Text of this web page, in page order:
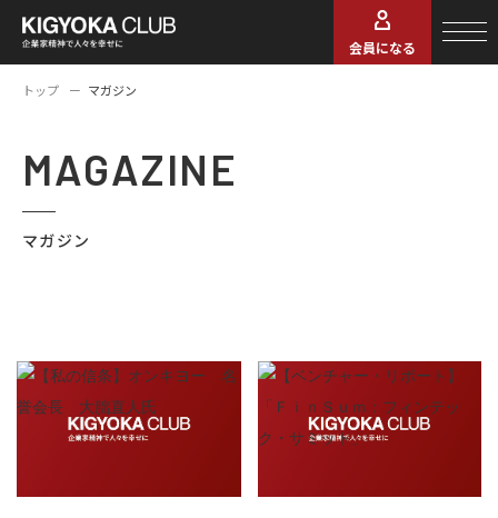
会員になる
トップ マガジン
MAGAZINE
マガジン